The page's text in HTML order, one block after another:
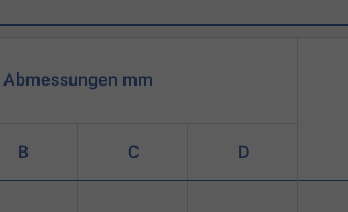
Abmessungen mm
B C D